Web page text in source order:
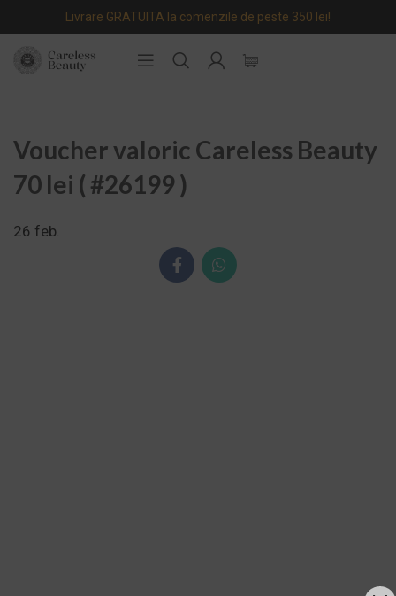
Livrare GRATUITA la comenzile de peste 350 lei!
Voucher valoric Careless Beauty
70 lei ( #26199 )
26 feb.